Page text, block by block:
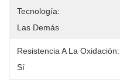
Tecnología:
Las Demás
Resistencia A La Oxidación:
Sí